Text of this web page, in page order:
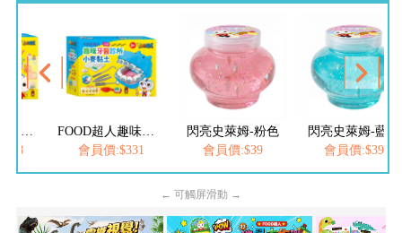
會員價:$331
閃亮史萊姆-粉色
會員價:$39
閃亮史萊姆-藍色
會員價:$39
← 可觸屏滑動 →